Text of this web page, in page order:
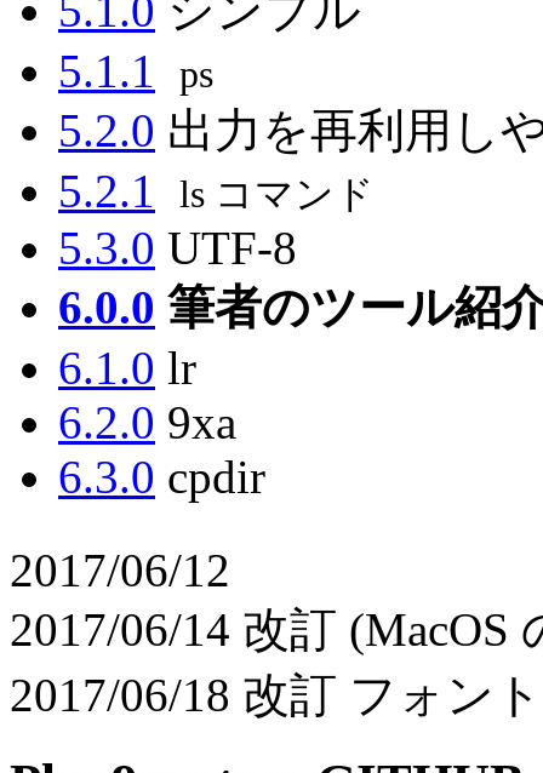
5.1.1
ps
5.2.0 出力を再利用し
5.2.1
ls コマンド
5.3.0 UTF-8
6.0.0 筆者のツール紹
6.1.0 lr
6.2.0 9xa
6.3.0 cpdir
2017/06/12
2017/06/14 改訂 (MacOS
2017/06/18 改訂 フォン